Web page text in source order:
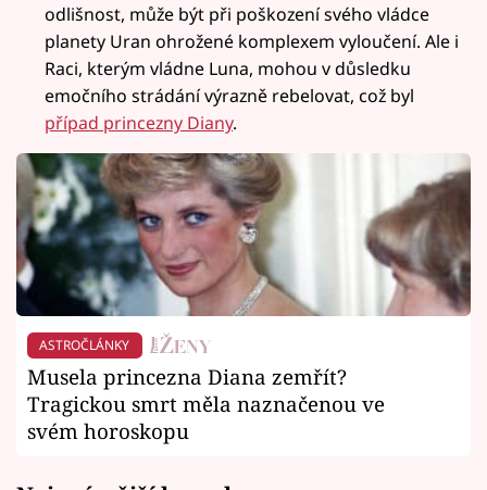
odlišnost, může být při poškození svého vládce
planety Uran ohrožené komplexem vyloučení. Ale i
Raci, kterým vládne Luna, mohou v důsledku
emočního strádání výrazně rebelovat, což byl
případ princezny Diany.
ASTROČLÁNKY
Musela princezna Diana zemřít?
Tragickou smrt měla naznačenou ve
svém horoskopu